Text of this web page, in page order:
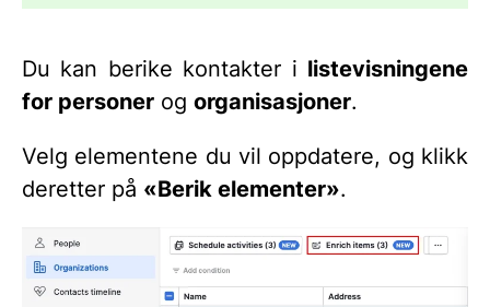
Du kan berike kontakter i listevisningene
for personer og organisasjoner.
Velg elementene du vil oppdatere, og klikk
deretter på «Berik elementer».